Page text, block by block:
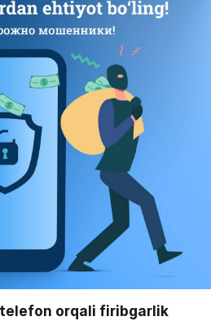
telefon orqali firibgarlik